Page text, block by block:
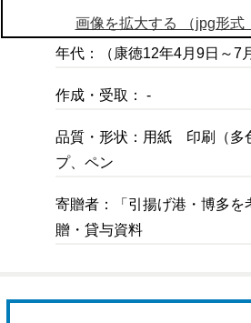
画像を拡大する （jpg形式
年代：（康徳12年4月9日～7
作成・受取： -
品質・形状：用紙 印刷（多
プ、ペン
寄贈者：「引揚げ港・博多を
贈・貸与資料